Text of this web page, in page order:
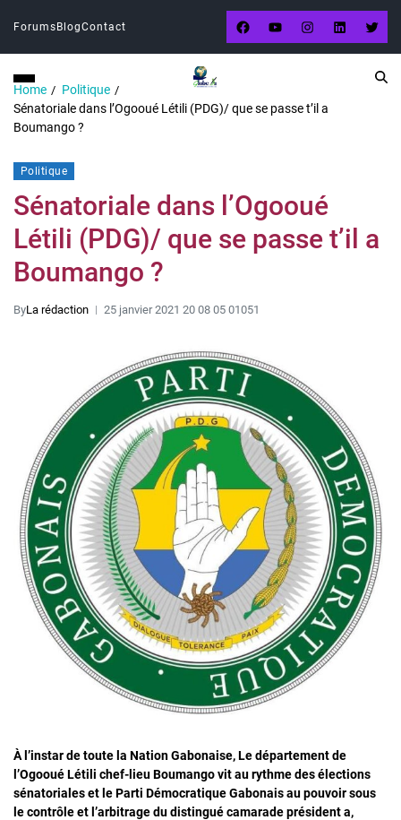
Forums BlogContact
Home
Politique
Sénatoriale dans l’Ogooué Létili (PDG)/ que se passe t’il a
Boumango ?
Politique
Sénatoriale dans l’Ogooué
Létili (PDG)/ que se passe t’il a
Boumango ?
ByLa rédaction 25 janvier 2021 20 08 05 01051
À l’instar de toute la Nation Gabonaise, Le département de
l’Ogooué Létili chef-lieu Boumango vit au rythme des élections
sénatoriales et le Parti Démocratique Gabonais au pouvoir sous
le contrôle et l’arbitrage du distingué camarade président a,